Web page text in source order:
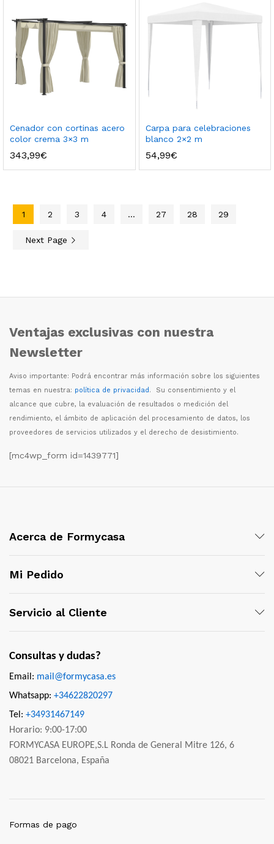
Cenador con cortinas acero
color crema 3×3 m
343,99€
Carpa para celebraciones
blanco 2×2 m
54,99€
1 2 3 4 … 27 28 29
Next Page
Ventajas exclusivas con nuestra
Newsletter
Aviso importante: Podrá encontrar más información sobre los siguientes
temas en nuestra: política de privacidad. Su consentimiento y el
alcance que cubre, la evaluación de resultados o medición del
rendimiento, el ámbito de aplicación del procesamiento de datos, los
proveedores de servicios utilizados y el derecho de desistimiento.
[mc4wp_form id=1439771]
Acerca de Formycasa
Mi Pedido
Servicio al Cliente
Consultas y dudas?
Email: mail@formycasa.es
Whatsapp: +34622820297
Tel: +34931467149
Horario: 9:00-17:00
FORMYCASA EUROPE,S.L Ronda de General Mitre 126, 6
08021 Barcelona, España
Formas de pago